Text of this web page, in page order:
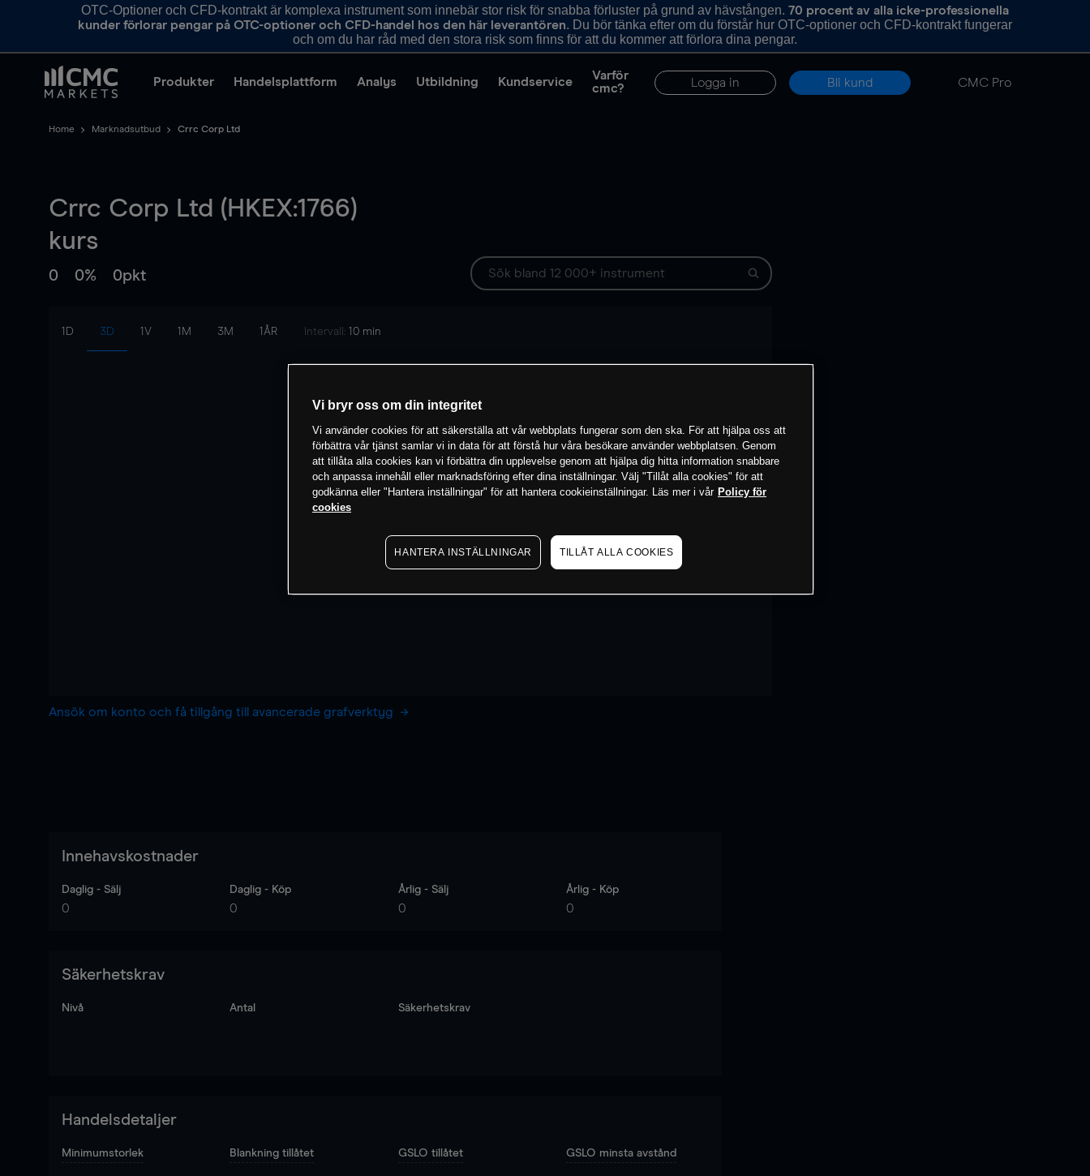
OTC-Optioner och CFD-kontrakt är komplexa instrument som innebär stor risk för snabba förluster på grund av hävstången. 70 procent av alla icke-professionella
kunder förlorar pengar på OTC-optioner och CFD-handel hos den här leverantören. Du bör tänka efter om du förstår hur OTC-optioner och CFD-kontrakt fungerar
och om du har råd med den stora risk som finns för att du kommer att förlora dina pengar.
Produkter Handelsplattform Analys Utbildning Kundservice
Varför
cmc?
Logga in Bli kund CMC Pro
Home Marknadsutbud Crrc Corp Ltd
Crrc Corp Ltd (HKEX:1766)
kurs
0 0% 0pkt
1D 3D 1V 1M 3M 1ÅR Intervall: 10 min
Ansök om konto och få tillgång till avancerade grafverktyg
Innehavskostnader
Daglig - Sälj
0
Daglig - Köp
0
Årlig - Sälj
0
Årlig - Köp
0
Säkerhetskrav
Nivå Antal Säkerhetskrav
Handelsdetaljer
Minimumstorlek Blankning tillåtet GSLO tillåtet GSLO minsta avstånd
Vi bryr oss om din integritet
Vi använder cookies för att säkerställa att vår webbplats fungerar som den ska. För att hjälpa oss att
förbättra vår tjänst samlar vi in data för att förstå hur våra besökare använder webbplatsen. Genom
att tillåta alla cookies kan vi förbättra din upplevelse genom att hjälpa dig hitta information snabbare
och anpassa innehåll eller marknadsföring efter dina inställningar. Välj "Tillåt alla cookies" för att
godkänna eller "Hantera inställningar" för att hantera cookieinställningar. Läs mer i vår Policy för
cookies
HANTERA INSTÄLLNINGAR TILLÅT ALLA COOKIES